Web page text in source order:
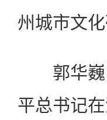
州城市文
郭华巍
平总书记